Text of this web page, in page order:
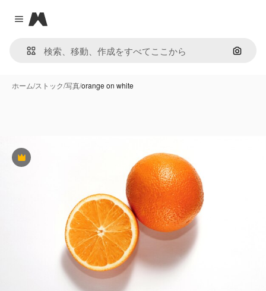
Close menu
Magnific
画像で
ホーム/ストック/写真/​​orange on white
Premium